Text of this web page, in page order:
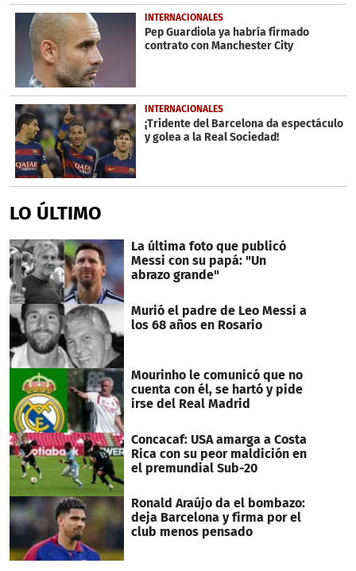
INTERNACIONALES
Pep Guardiola ya habría firmado
contrato con Manchester City
INTERNACIONALES
¡Tridente del Barcelona da espectáculo
y golea a la Real Sociedad!
LO ÚLTIMO
La última foto que publicó
Messi con su papá: "Un
abrazo grande"
Murió el padre de Leo Messi a
los 68 años en Rosario
Mourinho le comunicó que no
cuenta con él, se hartó y pide
irse del Real Madrid
Concacaf: USA amarga a Costa
Rica con su peor maldición en
el premundial Sub-20
Ronald Araújo da el bombazo:
deja Barcelona y firma por el
club menos pensado